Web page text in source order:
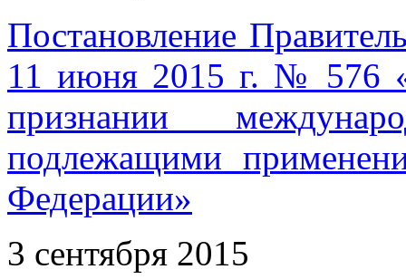
Постановление
11 июня 2015 г. № 576
признании
подлежащими
Федерации»
3 сентября 2015